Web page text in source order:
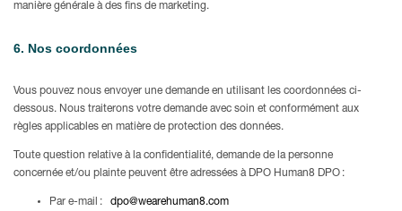
manière générale à des fins de marketing.
6. Nos coordonnées
Vous pouvez nous envoyer une demande en utilisant les coordonnées ci-
dessous. Nous traiterons votre demande avec soin et conformément aux
règles applicables en matière de protection des données.
Toute question relative à la confidentialité, demande de la personne
concernée et/ou plainte peuvent être adressées à DPO Human8 DPO :
Par e-mail :
dpo@wearehuman8.com